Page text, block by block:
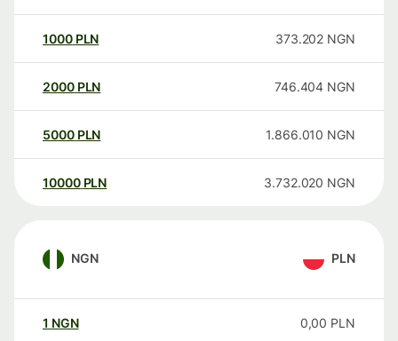
1000 PLN 373.202 NGN
2000 PLN 746.404 NGN
5000 PLN 1.866.010 NGN
10000 PLN 3.732.020 NGN
NGN PLN
1 NGN 0,00 PLN